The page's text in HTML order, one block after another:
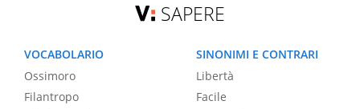
SAPERE
VOCABOLARIO
Ossimoro
Filantropo
SINONIMI E CONTRARI
Libertà
Facile